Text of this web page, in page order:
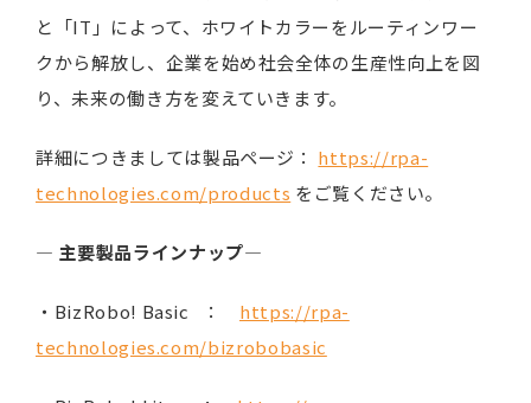
と「IT」によって、ホワイトカラーをルーティンワー
クから解放し、企業を始め社会全体の生産性向上を図
り、未来の働き方を変えていきます。
詳細につきましては製品ページ： https://rpa-
technologies.com/products をご覧ください。
― 主要製品ラインナップ―
・BizRobo! Basic ： https://rpa-
technologies.com/bizrobobasic